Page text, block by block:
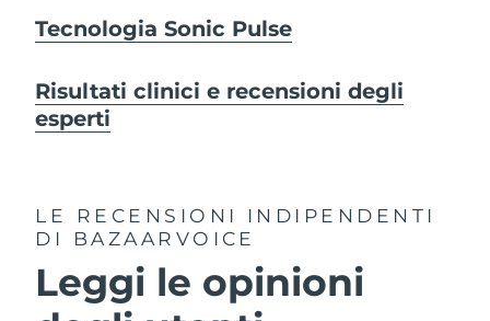
Tecnologia Sonic Pulse
Risultati clinici e recensioni degli
esperti
LE RECENSIONI INDIPENDENTI
DI BAZAARVOICE
Leggi le opinioni